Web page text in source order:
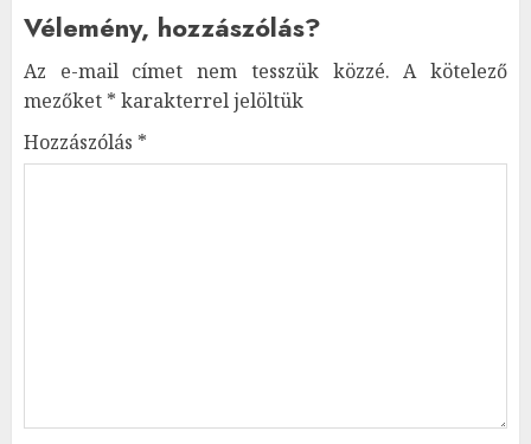
Vélemény, hozzászólás?
Az e-mail címet nem tesszük közzé. A kötelező
mezőket * karakterrel jelöltük
Hozzászólás *